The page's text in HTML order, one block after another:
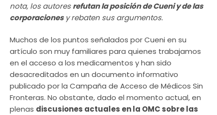
nota, los autoresrefutan la posición de Cueni y de las
corporacionesy rebaten sus argumentos.
Muchos de los puntos señalados por Cueni en su
artículo son muy familiares para quienes trabajamos
en el acceso a los medicamentos y han sido
desacreditados en un documento informativo
publicado por la Campaña de Acceso de Médicos Sin
Fronteras. No obstante, dado el momento actual, en
plenas discusiones actuales en la OMC sobre las